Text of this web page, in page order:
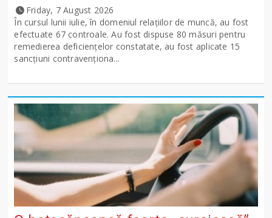
Friday, 7 August 2026
În cursul lunii iulie, în domeniul relațiilor de muncă, au fost
efectuate 67 controale. Au fost dispuse 80 măsuri pentru
remedierea deficiențelor constatate, au fost aplicate 15
sancţiuni contravenționa...